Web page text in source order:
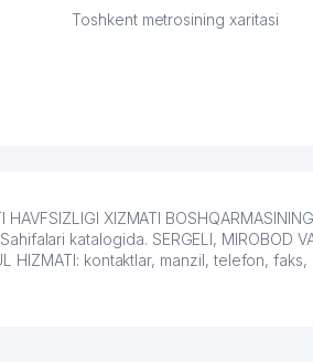
Toshkent metrosining xaritasi
XIZMATI
katalogida. SERGELI, MIROBOD
HIZMATI: kontaktlar, manzil, telefon,